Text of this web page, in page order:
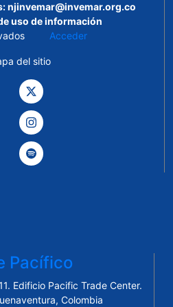
njinvemar@invemar.org.co
uso de información
Acceder
del sitio
Pacífico
Edificio Pacific Trade Center.
Colombia